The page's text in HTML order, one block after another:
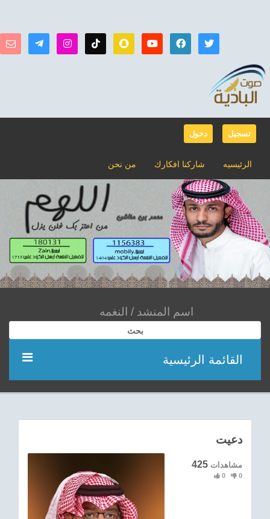
دخول تسجيل
من نحن شاركنا افكارك الرئيسيه
بحث
القائمة الرئيسية
اناشيد
دعيت
425 مشاهدات
0 0